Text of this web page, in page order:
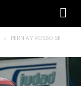
PERNÍA Y ROSSO SE